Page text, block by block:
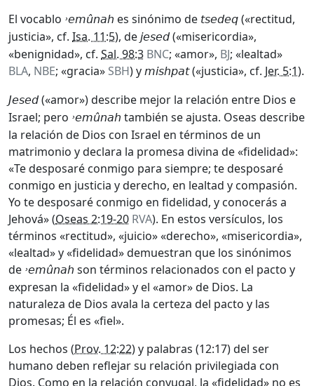
El vocablo ˒emûnah es sinónimo de tsedeq («rectitud,
justicia», cf. Isa. 11:5), de jesed(«misericordia»,
«benignidad», cf. Sal. 98:3 BNC; «amor», BJ; «lealtad»
BLA, NBE; «gracia» SBH) y mishpat(«justicia», cf. Jer. 5:1).
Jesed(«amor») describe mejor la relación entre Dios e
Israel; pero ˒emûnah también se ajusta. Oseas describe
la relación de Dios con Israel en términos de un
matrimonio y declara la promesa divina de «fidelidad»:
«Te desposaré conmigo para siempre; te desposaré
conmigo en justicia y derecho, en lealtad y compasión.
Yo te desposaré conmigo en fidelidad, y conocerás a
Jehová» (Oseas 2:19-20 RVA). En estos versículos, los
términos «rectitud», «juicio» «derecho», «misericordia»,
«lealtad» y «fidelidad» demuestran que los sinónimos
de ˒emûnah son términos relacionados con el pacto y
expresan la «fidelidad» y el «amor» de Dios. La
naturaleza de Dios avala la certeza del pacto y las
promesas; Él es «fiel».
Los hechos (Prov. 12:22) y palabras (12:17) del ser
humano deben reflejar su relación privilegiada con
Dios. Como en la relación conyugal, la «fidelidad» no es